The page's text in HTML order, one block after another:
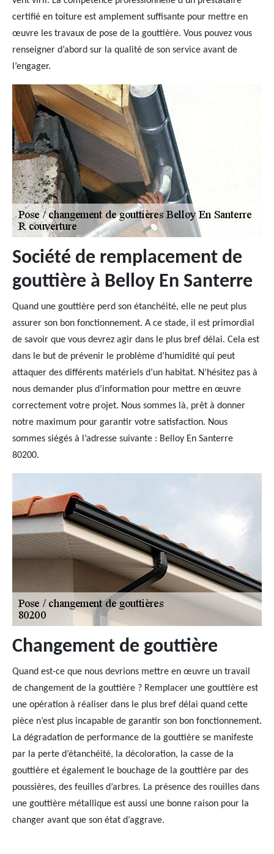
certifié en toiture est amplement suffisante pour mettre en
œuvre les travaux de pose de la gouttière. Vous pouvez vous
renseigner d’abord sur la qualité de son service avant de
l’engager.
Société de remplacement de
gouttière à Belloy En Santerre
Quand une gouttière perd son étanchéité, elle ne peut plus
assurer son bon fonctionnement. A ce stade, il est primordial
de savoir que vous devrez agir dans le plus bref délai. Cela est
dans le but de prévenir le problème d’humidité qui peut
attaquer des différents matériels d’un habitat. N’hésitez pas à
nous demander plus d’information pour mettre en œuvre
correctement votre projet. Nous sommes là, prêt à donner
notre maximum pour garantir votre satisfaction. Nous
sommes siégés à l’adresse suivante : Belloy En Santerre
80200.
Changement de gouttière
Quand est-ce que nous devrions mettre en œuvre un travail
de changement de la gouttière ? Remplacer une gouttière est
une opération à réaliser dans le plus bref délai quand cette
pièce n’est plus incapable de garantir son bon fonctionnement.
La dégradation de performance de la gouttière se manifeste
par la perte d’étanchéité, la décoloration, la casse de la
gouttière et également le bouchage de la gouttière par des
poussières, des feuilles d’arbres. La présence des rouilles dans
une gouttière métallique est aussi une bonne raison pour la
changer avant que son état d’aggrave.